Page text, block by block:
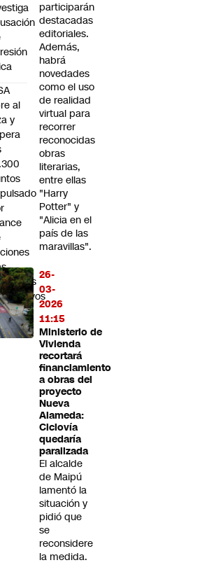
participarán
destacadas
editoriales.
Además,
habrá
novedades
como el uso
de realidad
virtual para
recorrer
reconocidas
obras
literarias,
entre ellas
"Harry
Potter" y
"Alicia en el
país de las
maravillas".
26-
03-
2026
11:15
Ministerio de
Vivienda
recortará
financiamiento
a obras del
proyecto
Nueva
Alameda:
Ciclovía
quedaría
paralizada
El alcalde
de Maipú
lamentó la
situación y
pidió que
se
reconsidere
la medida.
al
y